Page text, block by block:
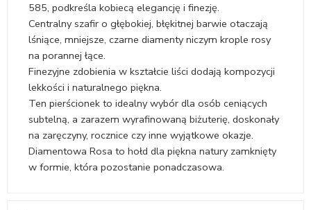
585, podkreśla kobiecą elegancję i finezję.
Centralny szafir o głębokiej, błękitnej barwie otaczają
lśniące, mniejsze, czarne diamenty niczym krople rosy
na porannej łące.
Finezyjne zdobienia w kształcie liści dodają kompozycji
lekkości i naturalnego piękna.
Ten pierścionek to idealny wybór dla osób ceniących
subtelną, a zarazem wyrafinowaną biżuterię, doskonały
na zaręczyny, rocznice czy inne wyjątkowe okazje.
Diamentowa Rosa to hołd dla piękna natury zamknięty
w formie, która pozostanie ponadczasowa.